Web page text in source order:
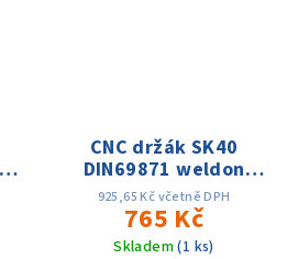
CNC držák SK40
DIN69871 weldon
D14x100, přesnost
0.005, AD, 15 tis. ot.
925,65 Kč včetně DPH
765 Kč
Skladem(1 ks)